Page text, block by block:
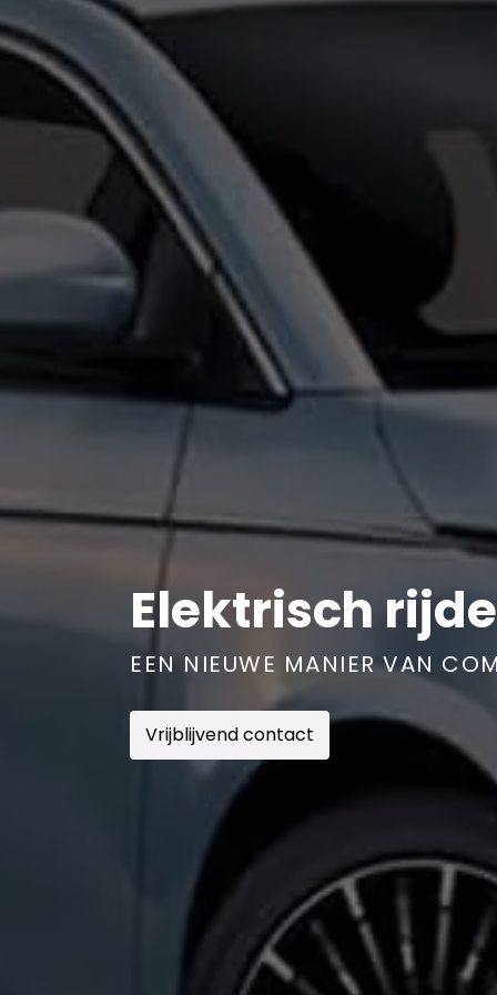
Elektrisch
EEN NIEUWE MANIER VAN
Vrijblijvend contact